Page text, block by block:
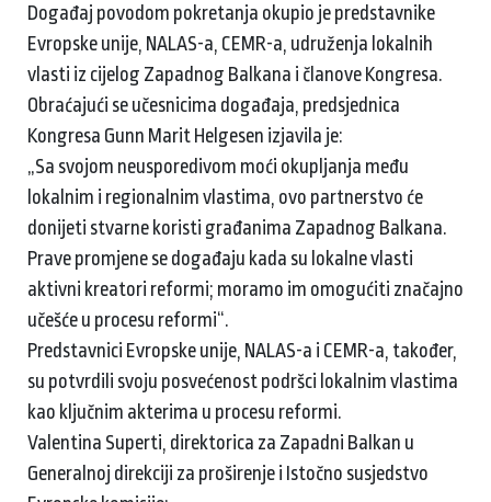
Događaj povodom pokretanja okupio je predstavnike
Evropske unije, NALAS-a, CEMR-a, udruženja lokalnih
vlasti iz cijelog Zapadnog Balkana i članove Kongresa.
Obraćajući se učesnicima događaja, predsjednica
Kongresa Gunn Marit Helgesen izjavila je:
„Sa svojom neusporedivom moći okupljanja među
lokalnim i regionalnim vlastima, ovo partnerstvo će
donijeti stvarne koristi građanima Zapadnog Balkana.
Prave promjene se događaju kada su lokalne vlasti
aktivni kreatori reformi; moramo im omogućiti značajno
učešće u procesu reformi“.
Predstavnici Evropske unije, NALAS-a i CEMR-a, također,
su potvrdili svoju posvećenost podršci lokalnim vlastima
kao ključnim akterima u procesu reformi.
Valentina Superti, direktorica za Zapadni Balkan u
Generalnoj direkciji za proširenje i Istočno susjedstvo